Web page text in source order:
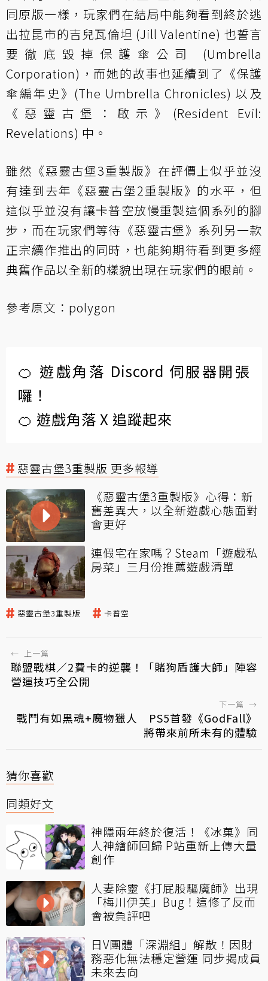
同原版一樣，玩家們在結局中能夠看到終於逃
出拉昆市的吉兒瓦倫坦 (Jill Valentine) 也誓言
要徹底毀掉保護傘公司 (Umbrella
Corporation)，而她的故事也延續到了《保護
傘編年史》(The Umbrella Chronicles) 以及
《惡靈古堡：啟示》(Resident Evil:
Revelations) 中。
雖然《惡靈古堡3重製版》在評價上似乎並沒
有達到去年《惡靈古堡2重製版》的水平，但
這似乎並沒有讓卡普空放慢重製這個系列的腳
步，而在玩家們等待《惡靈古堡》系列另一款
正宗續作推出的同時，也能夠期待看到更多經
典舊作品以全新的樣貌出現在玩家們的眼前。
參考原文： polygon
🍊 遊戲角落 Discord 伺服器開張
囉！
🍊 遊戲角落 X 追蹤起來
惡靈古堡3重製版 更多報導
《惡靈古堡3重製版》心得：新
舊差異大，以全新遊戲心態面對
會更好
連假宅在家嗎？Steam「遊戲私
房菜」三月份推薦遊戲清單
惡靈古堡3重製版 卡普空
← 上一篇
聯盟戰棋／2費卡的逆襲！「賭狗盾護大師」陣容
營運技巧全公開
下一篇 →
戰鬥有如黑魂+魔物獵人 PS5首發《GodFall》
將帶來前所未有的體驗
猜你喜歡
同類好文
神隱兩年終於復活！《冰菓》同
人神繪師回歸 P站重新上傳大量
創作
人妻除靈《打屁股驅魔師》出現
「梅川伊芙」Bug！這修了反而
會被負評吧
日V團體「深淵組」解散！因財
務惡化無法穩定營運 同步揭成員
未來去向